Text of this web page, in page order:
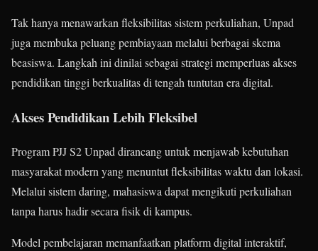
Tak hanya menawarkan fleksibilitas sistem perkuliahan, Unpad
juga membuka peluang pembiayaan melalui berbagai skema
beasiswa. Langkah ini dinilai sebagai strategi memperluas akses
pendidikan tinggi berkualitas di tengah tuntutan era digital.
Akses Pendidikan Lebih Fleksibel
Program PJJ S2 Unpad dirancang untuk menjawab kebutuhan
masyarakat modern yang menuntut fleksibilitas waktu dan lokasi.
Melalui sistem daring, mahasiswa dapat mengikuti perkuliahan
tanpa harus hadir secara fisik di kampus.
Model pembelajaran memanfaatkan platform digital interaktif,